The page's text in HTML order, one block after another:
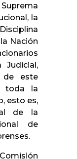
la
Nación
de este
toda la
esto es,
de la
de